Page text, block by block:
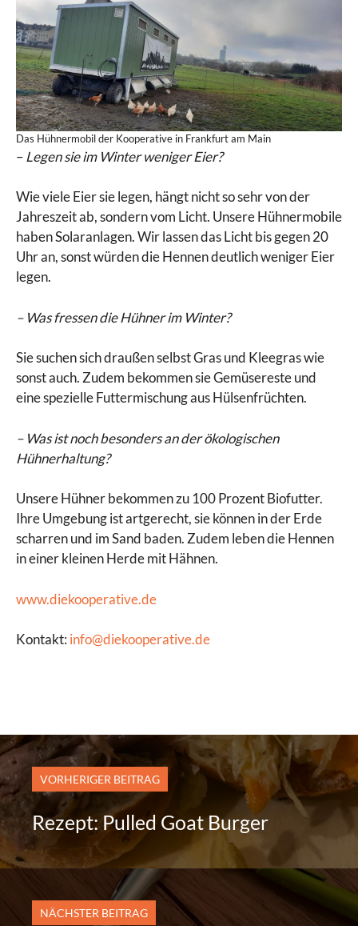
Das Hühnermobil der Kooperative in Frankfurt am Main
–Legen sie im Winter weniger Eier?
Wie viele Eier sie legen, hängt nicht so sehr von der
Jahreszeit ab, sondern vom Licht. Unsere Hühnermobile
haben Solaranlagen. Wir lassen das Licht bis gegen 20
Uhr an, sonst würden die Hennen deutlich weniger Eier
legen.
– Was fressen die Hühner im Winter?
Sie suchen sich draußen selbst Gras und Kleegras wie
sonst auch. Zudem bekommen sie Gemüsereste und
eine spezielle Futtermischung aus Hülsenfrüchten.
– Was ist noch besonders an der ökologischen
Hühnerhaltung?
Unsere Hühner bekommen zu 100 Prozent Biofutter.
Ihre Umgebung ist artgerecht, sie können in der Erde
scharren und im Sand baden. Zudem leben die Hennen
in einer kleinen Herde mit Hähnen.
www.diekooperative.de
Kontakt: info@diekooperative.de
VORHERIGER BEITRAG
Rezept: Pulled Goat Burger
NÄCHSTER BEITRAG